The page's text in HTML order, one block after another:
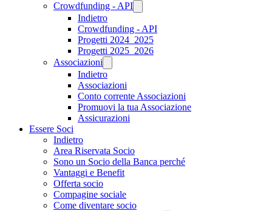
Crowdfunding - API
Indietro
Crowdfunding - API
Progetti 2024_2025
Progetti 2025_2026
Associazioni
Indietro
Associazioni
Conto corrente Associazioni
Promuovi la tua Associazione
Assicurazioni
Essere Soci
Indietro
Area Riservata Socio
Sono un Socio della Banca perché
Vantaggi e Benefit
Offerta socio
Compagine sociale
Come diventare socio